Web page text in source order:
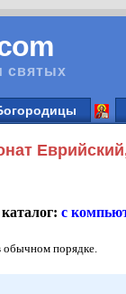
святых
каталог:с
обычном порядке.